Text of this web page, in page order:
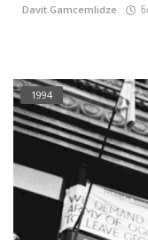
Davit.Gamcemlidze
1994